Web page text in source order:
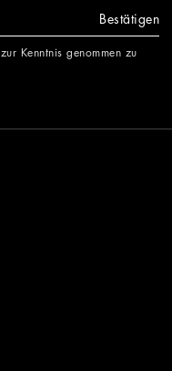
Bestätigen
zur Kenntnis genommen zu